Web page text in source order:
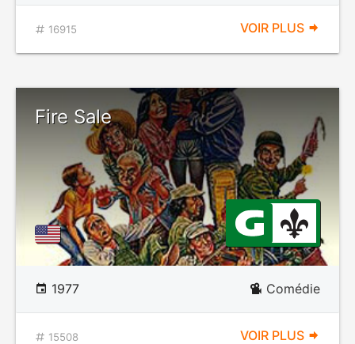
16915 VOIR PLUS
Fire Sale
1977 Comédie
15508 VOIR PLUS